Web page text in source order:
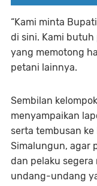
“Kami minta
di sini. Kami
yang memotong
petani lainnya.
Sembilan
menyampaikan
serta tembusan
Simalungun, agar
dan pelaku segera
undang-undang